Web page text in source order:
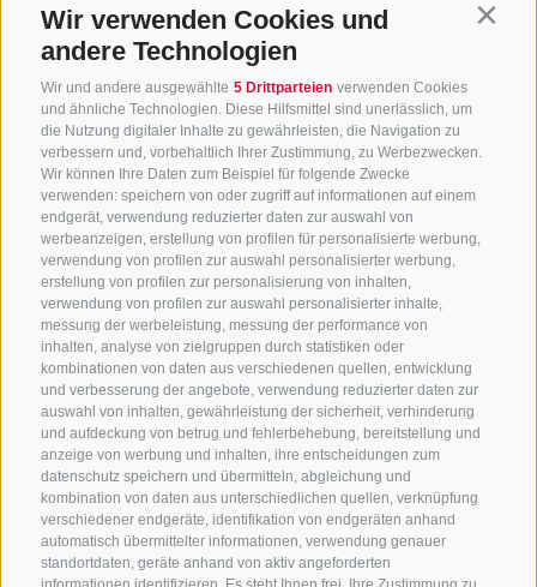
Wir verwenden Cookies und
andere Technologien
Wir und andere ausgewählte 5 Drittparteien verwenden Cookies
und ähnliche Technologien. Diese Hilfsmittel sind unerlässlich, um
die Nutzung digitaler Inhalte zu gewährleisten, die Navigation zu
verbessern und, vorbehaltlich Ihrer Zustimmung, zu Werbezwecken.
Wir können Ihre Daten zum Beispiel für folgende Zwecke
verwenden: speichern von oder zugriff auf informationen auf einem
endgerät, verwendung reduzierter daten zur auswahl von
werbeanzeigen, erstellung von profilen für personalisierte werbung,
verwendung von profilen zur auswahl personalisierter werbung,
erstellung von profilen zur personalisierung von inhalten,
verwendung von profilen zur auswahl personalisierter inhalte,
messung der werbeleistung, messung der performance von
inhalten, analyse von zielgruppen durch statistiken oder
kombinationen von daten aus verschiedenen quellen, entwicklung
und verbesserung der angebote, verwendung reduzierter daten zur
auswahl von inhalten, gewährleistung der sicherheit, verhinderung
und aufdeckung von betrug und fehlerbehebung, bereitstellung und
anzeige von werbung und inhalten, ihre entscheidungen zum
datenschutz speichern und übermitteln, abgleichung und
kombination von daten aus unterschiedlichen quellen, verknüpfung
verschiedener endgeräte, identifikation von endgeräten anhand
automatisch übermittelter informationen, verwendung genauer
standortdaten, geräte anhand von aktiv angeforderten
KONTAKTIERE UNS
+39 0472 765 325
info@sterzing.com
NEWSLETTER